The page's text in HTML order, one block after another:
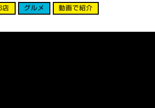
店 グルメ 動画で紹介